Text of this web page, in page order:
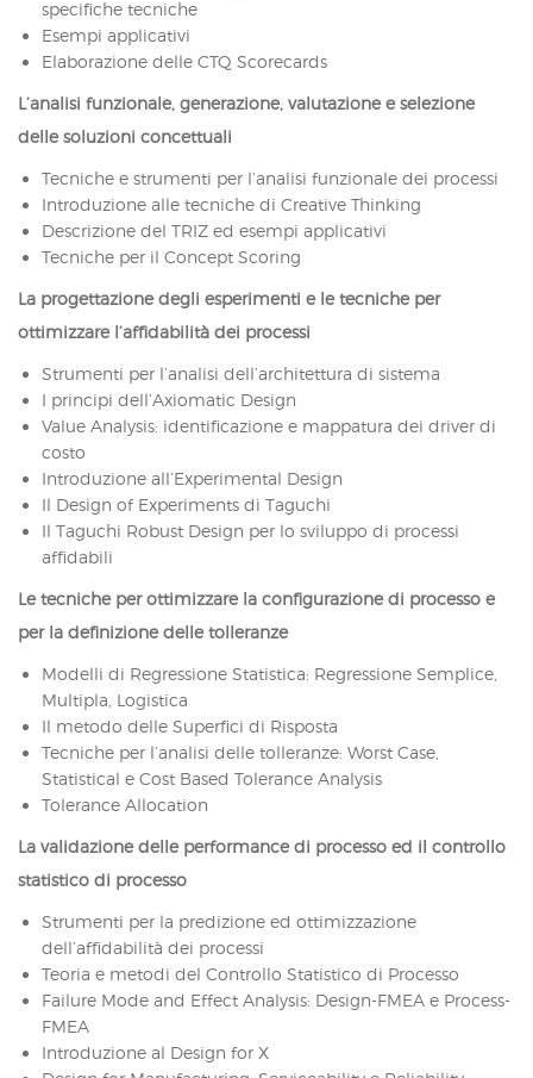
specifiche tecniche
Esempi applicativi
Elaborazione delle CTQ Scorecards
L’analisi funzionale, generazione, valutazione e selezione
delle soluzioni concettuali
Tecniche e strumenti per l’analisi funzionale dei processi
Introduzione alle tecniche di Creative Thinking
Descrizione del TRIZ ed esempi applicativi
Tecniche per il Concept Scoring
La progettazione degli esperimenti e le tecniche per
ottimizzare l’affidabilità dei processi
Strumenti per l’analisi dell’architettura di sistema
I principi dell’Axiomatic Design
Value Analysis: identificazione e mappatura dei driver di
costo
Introduzione all’Experimental Design
Il Design of Experiments di Taguchi
Il Taguchi Robust Design per lo sviluppo di processi
affidabili
Le tecniche per ottimizzare la configurazione di processo e
per la definizione delle tolleranze
Modelli di Regressione Statistica: Regressione Semplice,
Multipla, Logistica
Il metodo delle Superfici di Risposta
Tecniche per l’analisi delle tolleranze: Worst Case,
Statistical e Cost Based Tolerance Analysis
Tolerance Allocation
La validazione delle performance di processo ed il controllo
statistico di processo
Strumenti per la predizione ed ottimizzazione
dell’affidabilità dei processi
Teoria e metodi del Controllo Statistico di Processo
Failure Mode and Effect Analysis: Design-FMEA e Process-
FMEA
Introduzione al Design for X